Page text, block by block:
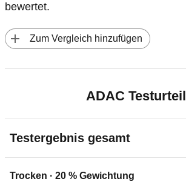
Zum Vergleich hinzufügen
bewertet.
ADAC Testurteil
Testergebnis gesamt
Trocken · 20 % Gewichtung